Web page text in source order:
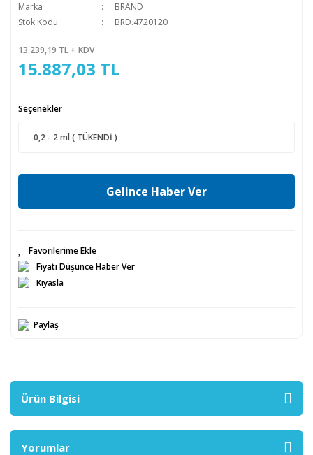
Marka
BRAND
Stok Kodu
BRD.4720120
13.239,19 TL + KDV
15.887,03 TL
Seçenekler
Gelince Haber Ver
Fiyatı Düşünce Haber Ver
Kıyasla
Paylaş
Ürün Bilgisi
Yorumlar